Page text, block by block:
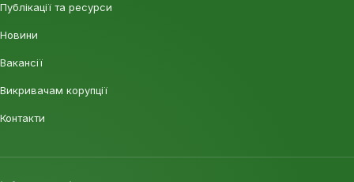
Публікації та ресурси
Новини
Вакансії
Викривачам корупції
Контакти